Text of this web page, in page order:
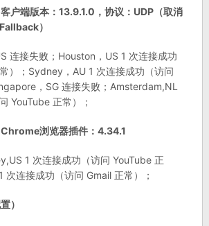
户端版本：13.9.1.0，协议：UDP（取消
）
连接失败；Houston，US 1 次连接成功
）；Sydney，AU 1 次连接成功（访问
，SG 连接失败；Amsterdam,NL
YouTube 正常）；
浏览器插件：4.34.1
1 次连接成功（访问 YouTube 正
次连接成功（访问 Gmail 正常）；
）